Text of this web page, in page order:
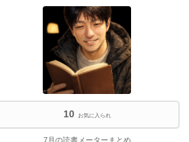
10 お気に入られ
7月の読書メーターまとめ